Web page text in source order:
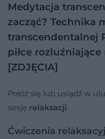
Medytacja
zacząć? Technika
transcendentalnej
piłce
[ZDJĘCIA]
Połóż się lub usiądź w
sesję relaksacji.
Ćwiczenia